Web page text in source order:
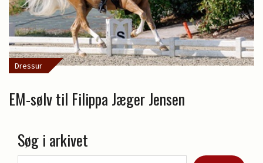
Dressur
EM-sølv til Filippa Jæger Jensen
Søg i arkivet